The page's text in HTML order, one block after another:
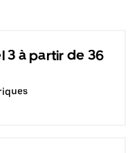
3 à partir de 36